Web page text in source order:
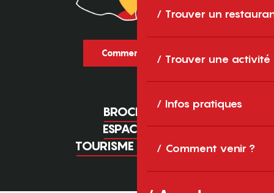
Trouver un
Trouver une activité
Infos pratiques
Comment venir ?
Comment venir ?
BROCHURES
ESPACE PRO
TOURISME D'AFFAIRES